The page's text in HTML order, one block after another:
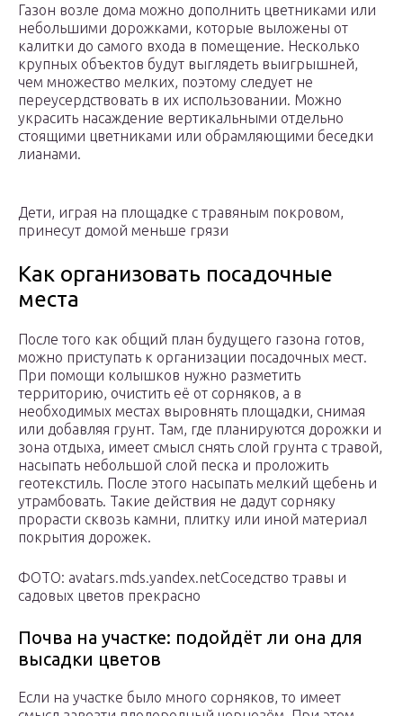
Газон возле дома можно дополнить цветниками или
небольшими дорожками, которые выложены от
калитки до самого входа в помещение. Несколько
крупных объектов будут выглядеть выигрышней,
чем множество мелких, поэтому следует не
переусердствовать в их использовании. Можно
украсить насаждение вертикальными отдельно
стоящими цветниками или обрамляющими беседки
лианами.
Дети, играя на площадке с травяным покровом,
принесут домой меньше грязи
Как организовать посадочные
места
После того как общий план будущего газона готов,
можно приступать к организации посадочных мест.
При помощи колышков нужно разметить
территорию, очистить её от сорняков, а в
необходимых местах выровнять площадки, снимая
или добавляя грунт. Там, где планируются дорожки и
зона отдыха, имеет смысл снять слой грунта с травой,
насыпать небольшой слой песка и проложить
геотекстиль. После этого насыпать мелкий щебень и
утрамбовать. Такие действия не дадут сорняку
прорасти сквозь камни, плитку или иной материал
покрытия дорожек.
ФОТО: avatars.mds.yandex.netСоседство травы и
садовых цветов прекрасно
Почва на участке: подойдёт ли она для
высадки цветов
Если на участке было много сорняков, то имеет